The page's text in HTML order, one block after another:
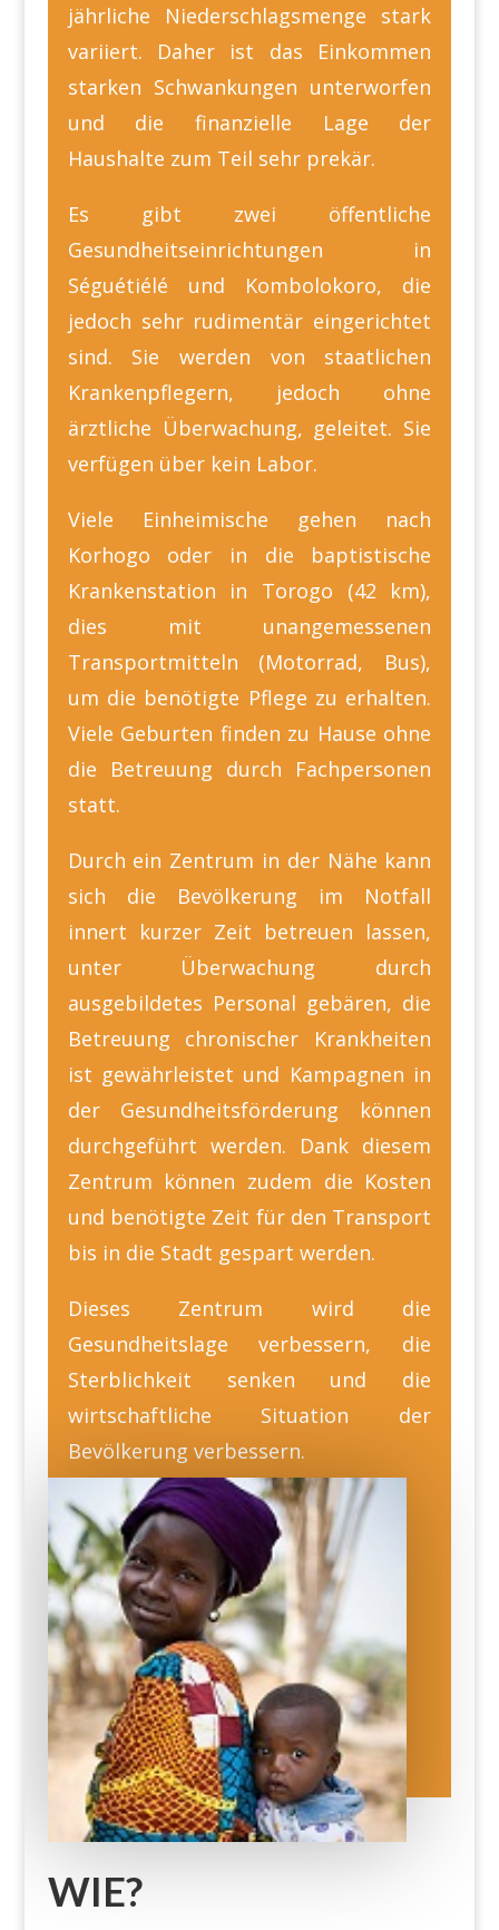
jährliche Niederschlagsmenge stark
variiert. Daher ist das Einkommen
starken Schwankungen unterworfen
und die finanzielle Lage der
Haushalte zum Teil sehr prekär.
Es gibt zwei öffentliche
Gesundheitseinrichtungen in
Séguétiélé und Kombolokoro, die
jedoch sehr rudimentär eingerichtet
sind. Sie werden von staatlichen
Krankenpflegern, jedoch ohne
ärztliche Überwachung, geleitet. Sie
verfügen über kein Labor.
Viele Einheimische gehen nach
Korhogo oder in die baptistische
Krankenstation in Torogo (42 km),
dies mit unangemessenen
Transportmitteln (Motorrad, Bus),
um die benötigte Pflege zu erhalten.
Viele Geburten finden zu Hause ohne
die Betreuung durch Fachpersonen
statt.
Durch ein Zentrum in der Nähe kann
sich die Bevölkerung im Notfall
innert kurzer Zeit betreuen lassen,
unter Überwachung durch
ausgebildetes Personal gebären, die
Betreuung chronischer Krankheiten
ist gewährleistet und Kampagnen in
der Gesundheitsförderung können
durchgeführt werden. Dank diesem
Zentrum können zudem die Kosten
und benötigte Zeit für den Transport
bis in die Stadt gespart werden.
Dieses Zentrum wird die
Gesundheitslage verbessern, die
Sterblichkeit senken und die
wirtschaftliche Situation der
Bevölkerung verbessern.
WIE?